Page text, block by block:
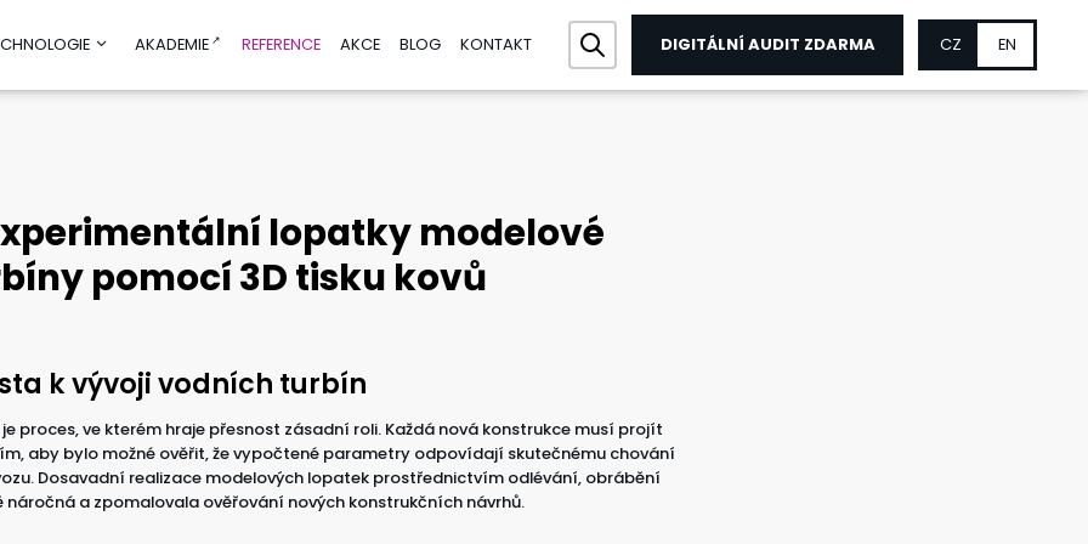
Vzdělávání
Test before Invest
AI Helpdesk
AI/DIGI akcelerátor
AKADEMIE REFERENCE AKCE BLOG KONTAKT DIGITÁLNÍ AUDIT ZDARMA CZ EN
lopatky modelové
pomocí 3D tisku kovů
k vývoji vodních turbín
proces, ve kterém hraje přesnost zásadní roli. Každá nová konstrukce musí projít
aby bylo možné ověřit, že vypočtené parametry odpovídají skutečnému chování
Dosavadní realizace modelových lopatek prostřednictvím odlévání, obrábění
náročná a zpomalovala ověřování nových konstrukčních návrhů.